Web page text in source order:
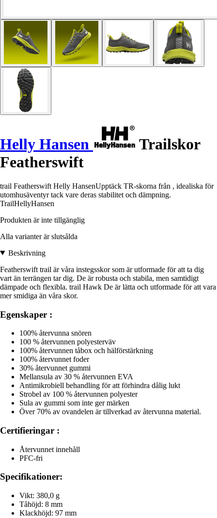
Helly Hansen
Trailskor
Featherswift
trail Featherswift Helly HansenUpptäck TR-skorna från , idealiska för
utomhusäventyr tack vare deras stabilitet och dämpning.
TrailHellyHansen
Produkten är inte tillgänglig
Alla varianter är slutsålda
Beskrivning
Featherswift trail är våra instegsskor som är utformade för att ta dig
vart än terrängen tar dig. De är robusta och stabila, men samtidigt
dämpade och flexibla. trail Hawk De är lätta och utformade för att vara
mer smidiga än våra skor.
Egenskaper :
100% återvunna snören
100 % återvunnen polyesterväv
100% återvunnen tåbox och hälförstärkning
100% återvunnet foder
30% återvunnet gummi
Mellansula av 30 % återvunnen EVA
Antimikrobiell behandling för att förhindra dålig lukt
Strobel av 100 % återvunnen polyester
Sula av gummi som inte ger märken
Över 70% av ovandelen är tillverkad av återvunna material.
Certifieringar :
Återvunnet innehåll
PFC-fri
Specifikationer:
Vikt: 380,0 g
Tåhöjd: 8 mm
Klackhöjd: 97 mm